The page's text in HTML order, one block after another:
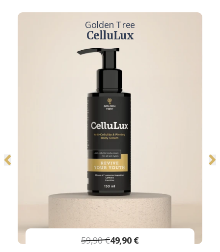
Golden Tree
CelluLux
59,90 €49,90 €